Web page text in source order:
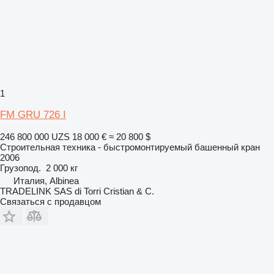
1
FM GRU 726 I
246 800 000 UZS 18 000 € ≈ 20 800 $
Строительная техника - быстромонтируемый башенный кран
2006
Грузопод. 2 000 кг
Италия, Albinea
TRADELINK SAS di Torri Cristian & C.
Связаться с продавцом